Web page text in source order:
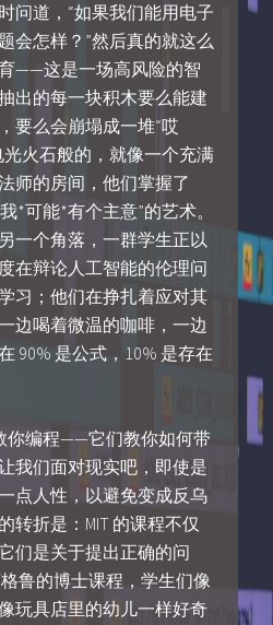
问道，“如果我们能用电子
会怎样？”然后真的就这么
——这是一场高风险的智
出的每一块积木要么能建
要么会崩塌成一堆“哎
火石般的，就像一个充满
师的房间，他们掌握了
*可能*有个主意”的艺术。
一个角落，一群学生正以
在辩论人工智能的伦理问
习；他们在挣扎着应对其
边喝着微温的咖啡，一边
90% 是公式，10% 是存在
你编程——它们教你如何带
我们面对现实吧，即使是
点人性，以避免变成反乌
转折是：MIT 的课程不仅
们是关于提出正确的问
鲁的博士课程，学生们像
玩具店里的幼儿一样好奇